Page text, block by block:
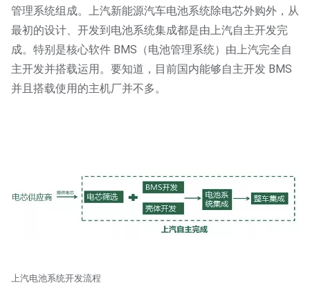
管理系统组成。上汽新能源汽车电池系统除电芯外购外，从
最初的设计、开发到电池系统集成都是由上汽自主开发完
成。特别是核心软件 BMS（电池管理系统）由上汽完全自
主开发并搭载运用。要知道，目前国内能够自主开发 BMS
并且搭载使用的主机厂并不多。
上汽电池系统开发流程